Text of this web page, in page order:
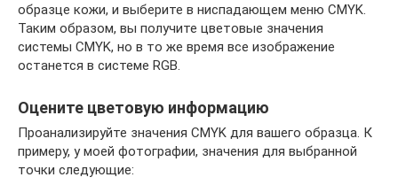
образце кожи, и выберите в ниспадающем меню CMYK.
Таким образом, вы получите цветовые значения
системы CMYK, но в то же время все изображение
останется в системе RGB.
Оцените цветовую информацию
Проанализируйте значения CMYK для вашего образца. К
примеру, у моей фотографии, значения для выбранной
точки следующие: